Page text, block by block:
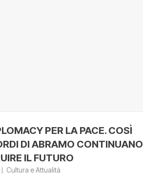
PER LA PACE. COSÌ
DI ABRAMO CONTINUANO
IL FUTURO
Cultura e Attualità